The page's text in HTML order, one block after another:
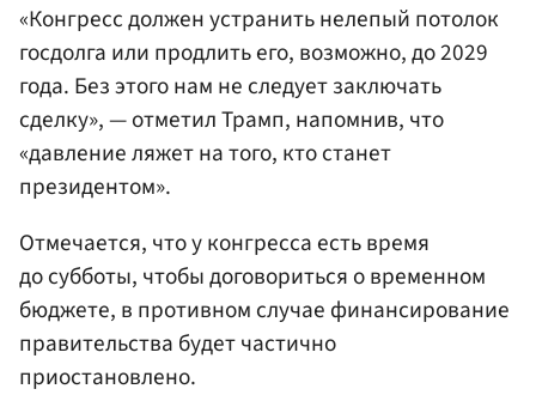
«Конгресс должен устранить нелепый потолок
госдолга или продлить его, возможно, до 2029
года. Без этого нам не следует заключать
сделку», — отметил Трамп, напомнив, что
«давление ляжет на того, кто станет
президентом».
Отмечается, что у конгресса есть время
до субботы, чтобы договориться о временном
бюджете, в противном случае финансирование
правительства будет частично
приостановлено.